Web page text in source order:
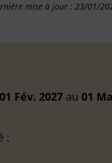
mise à jour : 23/01/
01 Fév. 2027 au 01
: